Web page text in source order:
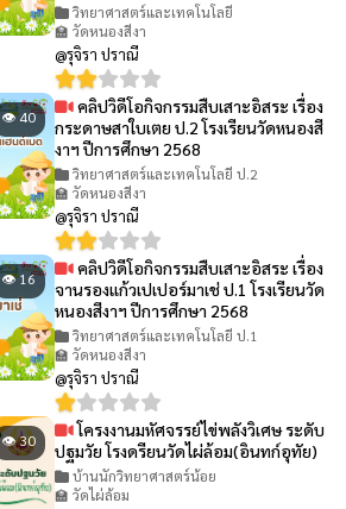
วิทยาศาสตร์และเทคโนโลยี
🏫 วัดหนองสีงา
@รุจิรา ปราณี
👁 40
คลิปวิดีโอกิจกรรมสืบเสาะอิสระ เรื่อง
กระดาษสาใบเตย ป.2 โรงเรียนวัดหนองสี
งาฯ ปีการศึกษา 2568
วิทยาศาสตร์และเทคโนโลยี ป.2
🏫 วัดหนองสีงา
@รุจิรา ปราณี
👁 16
คลิปวิดีโอกิจกรรมสืบเสาะอิสระ เรื่อง
จานรองแก้วเปเปอร์มาเช่ ป.1 โรงเรียนวัด
หนองสีงาฯ ปีการศึกษา 2568
วิทยาศาสตร์และเทคโนโลยี ป.1
🏫 วัดหนองสีงา
@รุจิรา ปราณี
👁 30
โครงงานมหัศจรรย์ไข่พลังวิเศษ ระดับ
ปฐมวัย โรงดรียนวัดไผ่ล้อม(อินทก์อุทัย)
บ้านนักวิทยาศาสตร์น้อย
🏫 วัดไผ่ล้อม